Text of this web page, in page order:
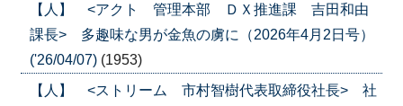
【人】 <アクト 管理本部 ＤＸ推進課 吉田和由
課長> 多趣味な男が金魚の虜に（2026年4月2日号）
('26/04/07) (1953)
【人】 <ストリーム 市村智樹代表取締役社長> 社